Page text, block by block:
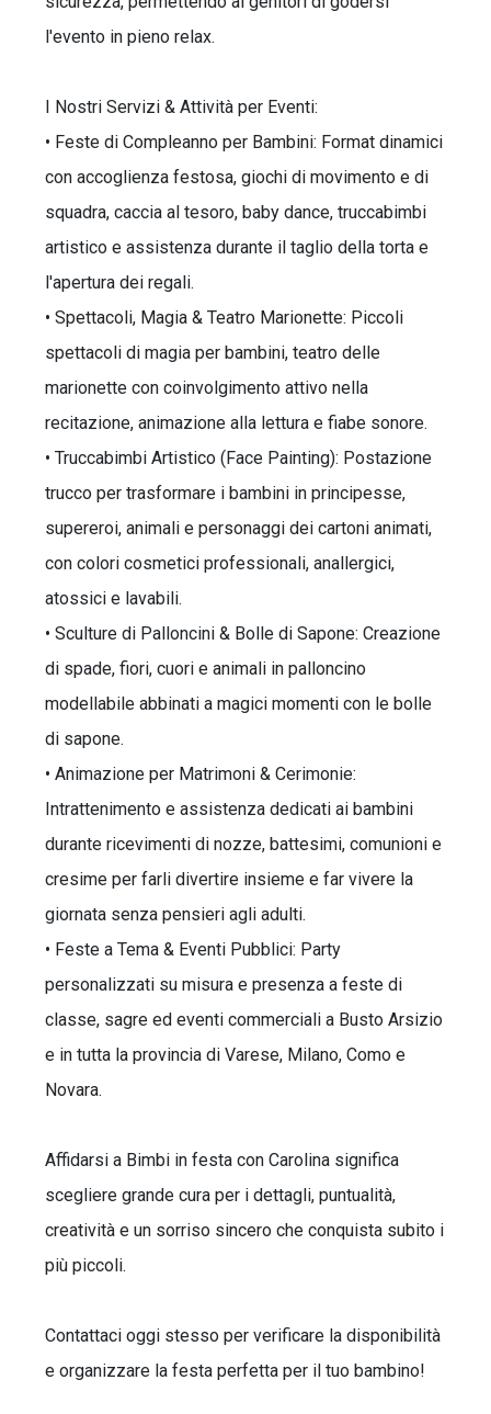
l'evento in pieno relax.
I Nostri Servizi & Attività per Eventi:
• Feste di Compleanno per Bambini: Format dinamici
con accoglienza festosa, giochi di movimento e di
squadra, caccia al tesoro, baby dance, truccabimbi
artistico e assistenza durante il taglio della torta e
l'apertura dei regali.
• Spettacoli, Magia & Teatro Marionette: Piccoli
spettacoli di magia per bambini, teatro delle
marionette con coinvolgimento attivo nella
recitazione, animazione alla lettura e fiabe sonore.
• Truccabimbi Artistico (Face Painting): Postazione
trucco per trasformare i bambini in principesse,
supereroi, animali e personaggi dei cartoni animati,
con colori cosmetici professionali, anallergici,
atossici e lavabili.
• Sculture di Palloncini & Bolle di Sapone: Creazione
di spade, fiori, cuori e animali in palloncino
modellabile abbinati a magici momenti con le bolle
di sapone.
• Animazione per Matrimoni & Cerimonie:
Intrattenimento e assistenza dedicati ai bambini
durante ricevimenti di nozze, battesimi, comunioni e
cresime per farli divertire insieme e far vivere la
giornata senza pensieri agli adulti.
• Feste a Tema & Eventi Pubblici: Party
personalizzati su misura e presenza a feste di
classe, sagre ed eventi commerciali a Busto Arsizio
e in tutta la provincia di Varese, Milano, Como e
Novara.
Affidarsi a Bimbi in festa con Carolina significa
scegliere grande cura per i dettagli, puntualità,
creatività e un sorriso sincero che conquista subito i
più piccoli.
Contattaci oggi stesso per verificare la disponibilità
e organizzare la festa perfetta per il tuo bambino!